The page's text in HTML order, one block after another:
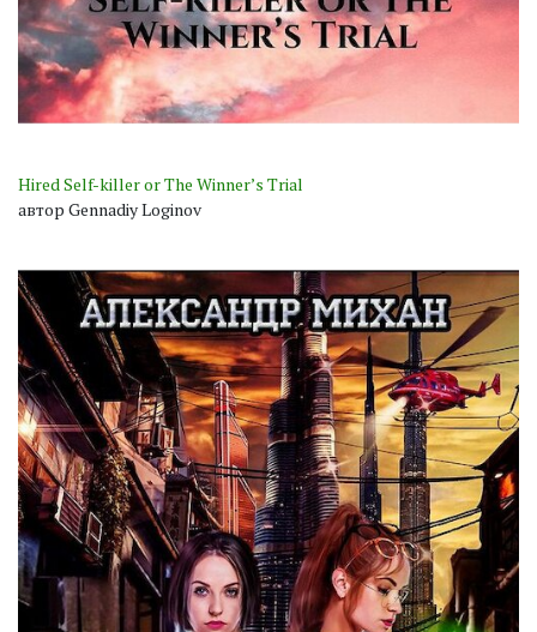
Hired Self-killer or The Winner’s Trial
автор Gennadiy Loginov